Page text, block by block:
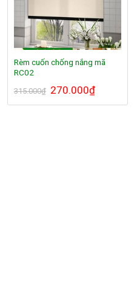
Rèm cuốn chống nắng mã
RC02
315.000₫ Giá
gốc
là:
270.000₫Giá
hiện
tại